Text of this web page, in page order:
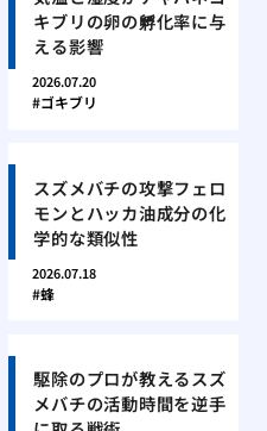
キブリの卵の孵化率に与
える影響
2026.07.20
ゴキブリ
スズメバチの攻撃フェロ
モンとハッカ油成分の化
学的な類似性
2026.07.18
蜂
駆除のプロが教えるスズ
メバチの活動時間を逆手